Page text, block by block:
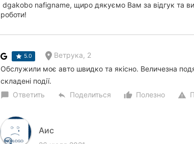
dgakobo nafigname, щиро дякуємо Вам за відгук та
роботи!
5.0 Ветрука, 2
Обслужили моє авто швидко та якісно. Величезна
складені події.
chat_bubble Ответить reply Поделиться thumb_up_alt
Полезно warning
Аис